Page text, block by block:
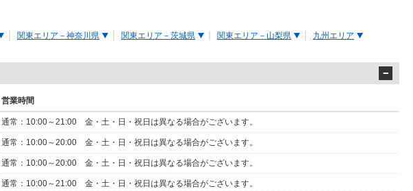
関東エリア－神奈川県 関東エリア－茨城県 関東エリア－山梨県 九州エリア
営業時間
通常：10:00～21:00 金・土・日・祝日は異なる場合がございます。
通常：10:00～20:00 金・土・日・祝日は異なる場合がございます。
通常：10:00～20:00 金・土・日・祝日は異なる場合がございます。
通常：10:00～21:00 金・土・日・祝日は異なる場合がございます。